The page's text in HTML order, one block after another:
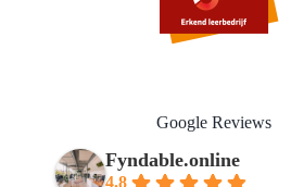
Google Reviews
Fyndable.online
4.8